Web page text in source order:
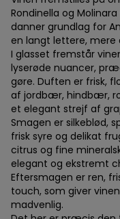
Rondinella og
danner grundlag for
en langt lettere, mere
I glasset fremstår
lyserøde nuancer,
gøre. Duften er frisk,
af jordbær, hindbær,
et elegant strejf af
Smagen er silkeblød,
frisk syre og delikat
citrus og fine
elegant og ekstremt
Eftersmagen er ren,
touch, som giver
madvenlig.